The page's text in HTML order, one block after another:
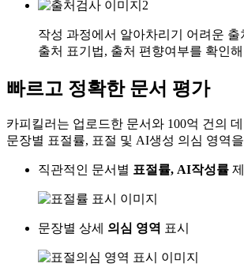
작성 과정에서 알아차리기 어려운 출
출처 표기법, 출처 편향여부를 확인
빠르고 정확한 문서 평가
카피킬러는 업로드한 문서와 100억 건의
문장별 표절률, 표절 및 AI생성 의심 영역
직관적인 문서별 표절률, AI작성률
문장별 상세 의심 영역 표시